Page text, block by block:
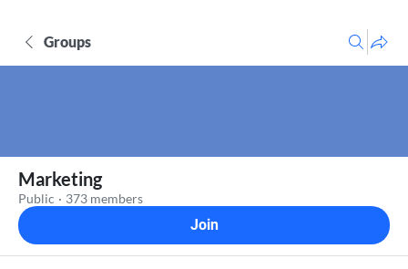
Groups
Marketing
Public · 373 members
Join